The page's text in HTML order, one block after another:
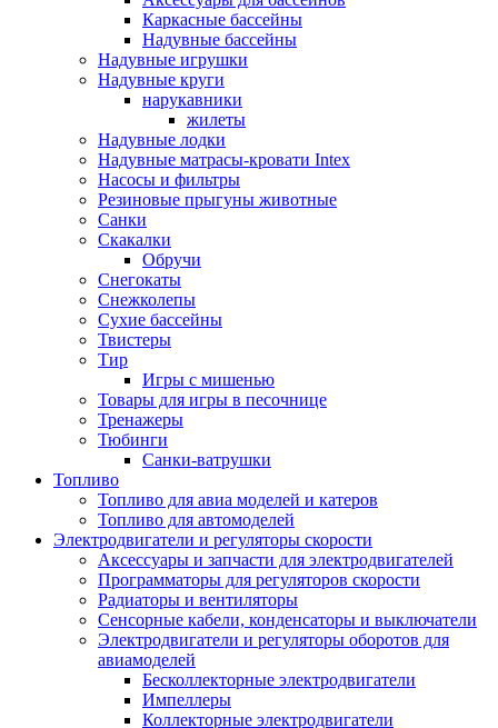
Каркасные бассейны
Надувные бассейны
Надувные игрушки
Надувные круги
нарукавники
жилеты
Надувные лодки
Надувные матрасы-кровати Intex
Насосы и фильтры
Резиновые прыгуны животные
Санки
Скакалки
Обручи
Снегокаты
Снежколепы
Сухие бассейны
Твистеры
Тир
Игры с мишенью
Товары для игры в песочнице
Тренажеры
Тюбинги
Санки-ватрушки
Топливо
Топливо для авиа моделей и катеров
Топливо для автомоделей
Электродвигатели и регуляторы скорости
Аксессуары и запчасти для электродвигателей
Программаторы для регуляторов скорости
Радиаторы и вентиляторы
Сенсорные кабели, конденсаторы и выключатели
Электродвигатели и регуляторы оборотов для
авиамоделей
Бесколлекторные электродвигатели
Импеллеры
Коллекторные электродвигатели